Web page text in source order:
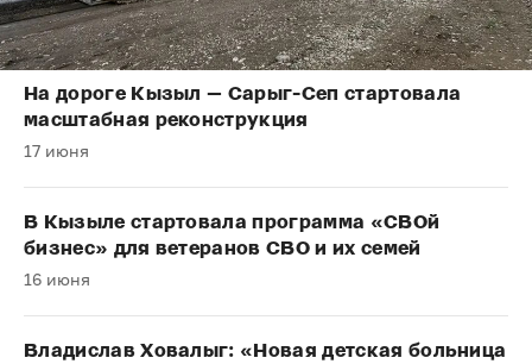
На дороге Кызыл — Сарыг-Сеп стартовала
масштабная реконструкция
17 июня
В Кызыле стартовала программа «СВОй
бизнес» для ветеранов СВО и их семей
16 июня
Владислав Ховалыг: «Новая детская больница